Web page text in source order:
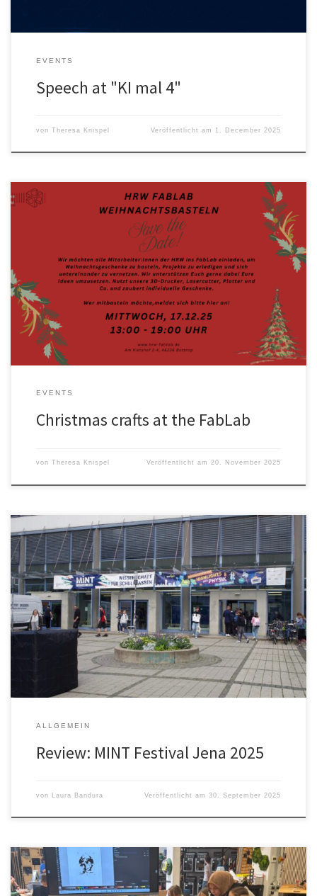
EVENTS
Speech at "KI mal 4"
von Theresa Knispel Veröffentlicht am 1. December 2025
Weihnachtsbasteln im FabLab Wie in jedem Jahr laden wir alle
HRW Angehörigen zum Weihnachtsbasteln ein. Nutzt die Zeit und
erledigt eure Projekte. Anmelden könnt ihr euch über das
Anmelde-Tool, wie zum offenen Abend. Wir freuen uns auf Euch!
EVENTS
Christmas crafts at the FabLab
von Theresa Knispel Veröffentlicht am20. November 2025
Rückblick: MINT-Festival Jena 2025 Drei Tage Wissenschaft zum
Anfassen – Kommunikation im Fokus Vom 16. bis 18. September
2025 verwandelte sich der Ernst-Abbe-Platz im Herzen Jenas in
ein lebendiges Zentrum für Wissenschaft, Technik und Bildung: Das
MINT-Festival Jena 2025 bot spannende Einblicke in die Welt der
Mathematik, Informatik, Naturwissenschaften und […]
ALLGEMEIN
Review: MINT Festival Jena 2025
von Laura Bandura Veröffentlicht am30. September 2025